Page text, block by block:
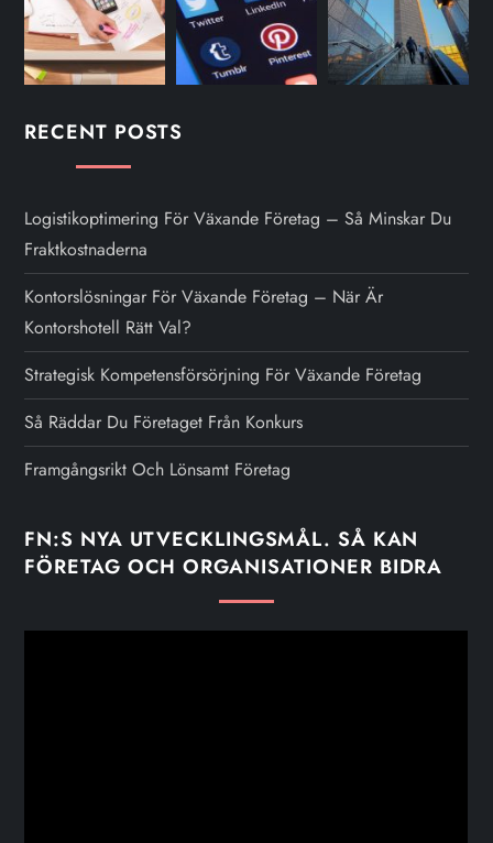
RECENT POSTS
Logistikoptimering För Växande Företag – Så Minskar Du
Fraktkostnaderna
Kontorslösningar För Växande Företag – När Är
Kontorshotell Rätt Val?
Strategisk Kompetensförsörjning För Växande Företag
Så Räddar Du Företaget Från Konkurs
Framgångsrikt Och Lönsamt Företag
FN:S NYA UTVECKLINGSMÅL. SÅ KAN
FÖRETAG OCH ORGANISATIONER BIDRA